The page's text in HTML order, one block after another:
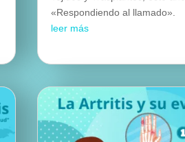
«Respondiendo al llamado».
leer más